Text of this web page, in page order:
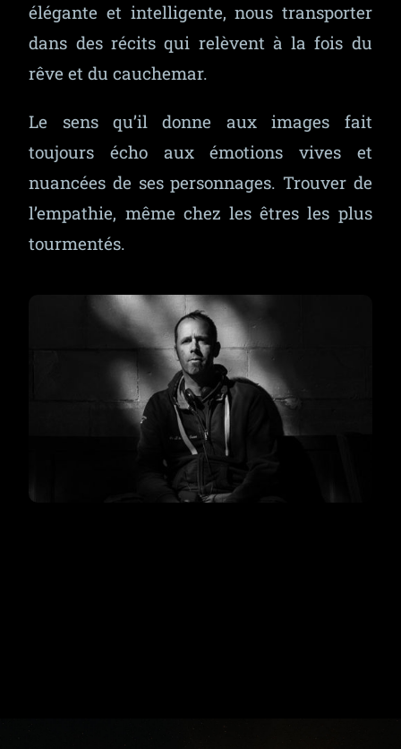
élégante et intelligente, nous transporter
dans des récits qui relèvent à la fois du
rêve et du cauchemar.
Le sens qu’il donne aux images fait
toujours écho aux émotions vives et
nuancées de ses personnages. Trouver de
l’empathie, même chez les êtres les plus
tourmentés.